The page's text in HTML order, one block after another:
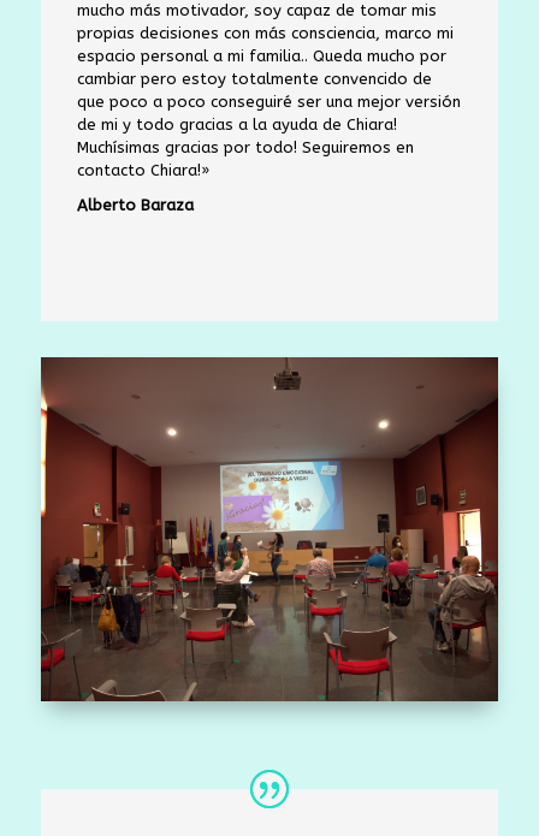
mucho más motivador, soy capaz de tomar mis
propias decisiones con más consciencia, marco mi
espacio personal a mi familia.. Queda mucho por
cambiar pero estoy totalmente convencido de
que poco a poco conseguiré ser una mejor versión
de mi y todo gracias a la ayuda de Chiara!
Muchísimas gracias por todo! Seguiremos en
contacto Chiara!»
Alberto Baraza